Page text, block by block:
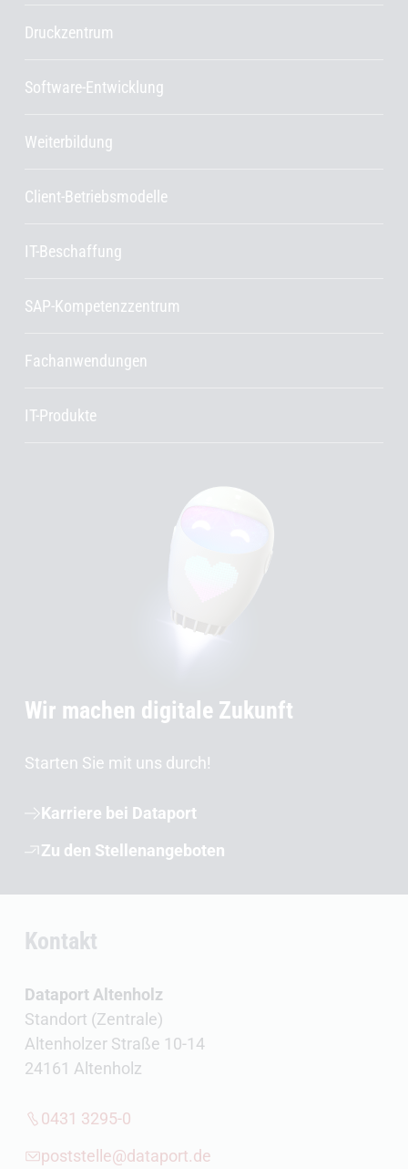
Druckzentrum
Software-Entwicklung
Weiterbildung
Client-Betriebsmodelle
IT-Beschaffung
SAP-Kompetenzzentrum
Fachanwendungen
IT-Produkte
Wir machen digitale Zukunft
Starten Sie mit uns durch!
Karriere bei Dataport
Zu den Stellenangeboten
Kontakt
Dataport Altenholz
Standort (Zentrale)
Altenholzer Straße 10-14
24161 Altenholz
0431 3295-0
poststelle@dataport.de